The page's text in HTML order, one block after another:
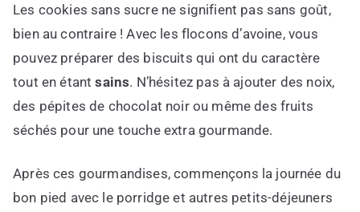
Les cookies sans sucre ne signifient pas sans goût,
bien au contraire ! Avec les flocons d’avoine, vous
pouvez préparer des biscuits qui ont du caractère
tout en étantsains. N’hésitez pas à ajouter des noix,
des pépites de chocolat noir ou même des fruits
séchés pour une touche extra gourmande.
Après ces gourmandises, commençons la journée du
bon pied avec le porridge et autres petits-déjeuners